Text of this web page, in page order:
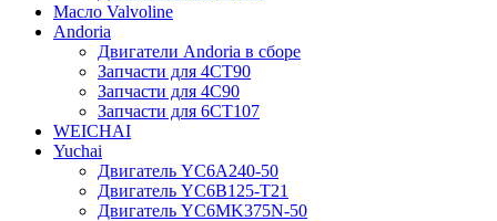
Масло Valvoline
Andoria
Двигатели Andoria в сборе
Запчасти для 4CT90
Запчасти для 4С90
Запчасти для 6CT107
WEICHAI
Yuchai
Двигатель YC6A240-50
Двигатель YC6B125-T21
Двигатель YC6MK375N-50